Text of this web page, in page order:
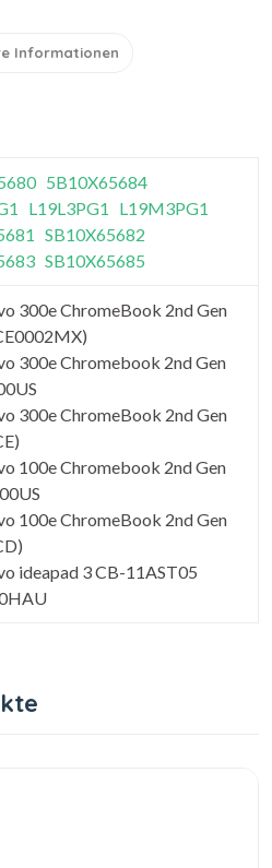
Informationen
5B10X65684
L19L3PG1
L19M3PG1
SB10X65682
SB10X65685
300e ChromeBook 2nd Gen
300e Chromebook 2nd Gen
300e ChromeBook 2nd Gen
100e Chromebook 2nd Gen
100e ChromeBook 2nd Gen
ideapad 3 CB-11AST05